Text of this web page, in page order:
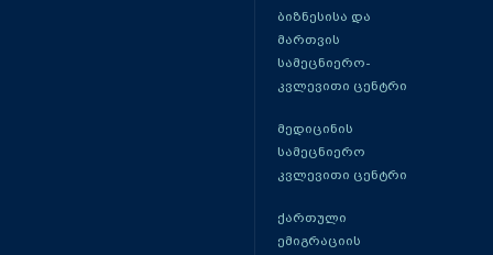
ბიზნესისა და
მართვის
სამეცნიერო-
კვლევითი ცენტრი
მედიცინის
სამეცნიერო
კვლევითი ცენტრი
ქართული
ემიგრაციის